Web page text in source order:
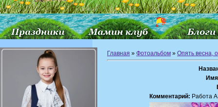
Главная » Фотоальбом » Опять весна,
Комментарий: Работа